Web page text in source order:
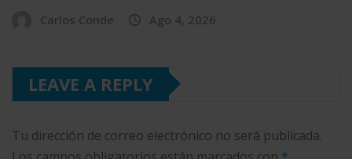
Carlos Conde Ago 4, 2026
LEAVE A REPLY
Tu dirección de correo electrónico no será publicada.